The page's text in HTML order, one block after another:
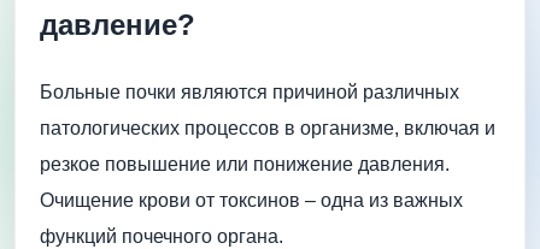
давление?
Больные почки являются причиной различных
патологических процессов в организме, включая и
резкое повышение или понижение давления.
Очищение крови от токсинов – одна из важных
функций почечного органа.